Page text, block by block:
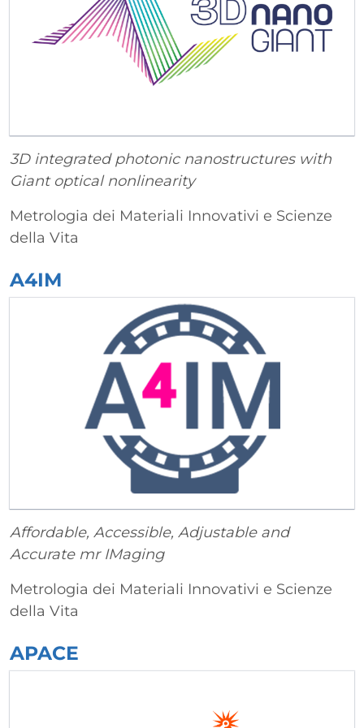
3D integrated photonic nanostructures with
Giant optical nonlinearity
Metrologia dei Materiali Innovativi e Scienze
della Vita
A4IM
Affordable, Accessible, Adjustable and
Accurate mr IMaging
Metrologia dei Materiali Innovativi e Scienze
della Vita
APACE